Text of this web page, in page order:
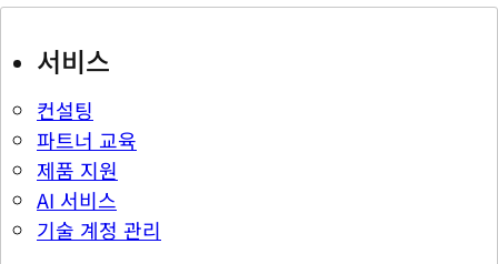
서비스
컨설팅
파트너 교육
제품 지원
AI 서비스
기술 계정 관리